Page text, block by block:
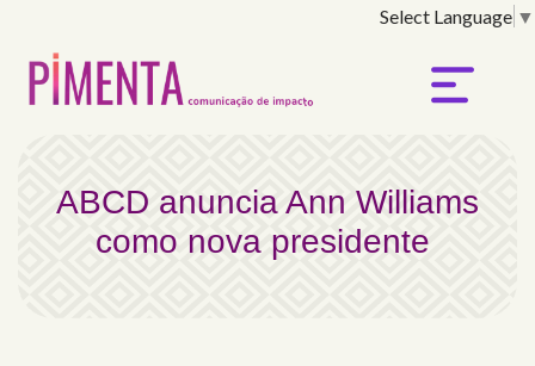
Select Language ▼
ABCD anuncia Ann Williams
como nova presidente